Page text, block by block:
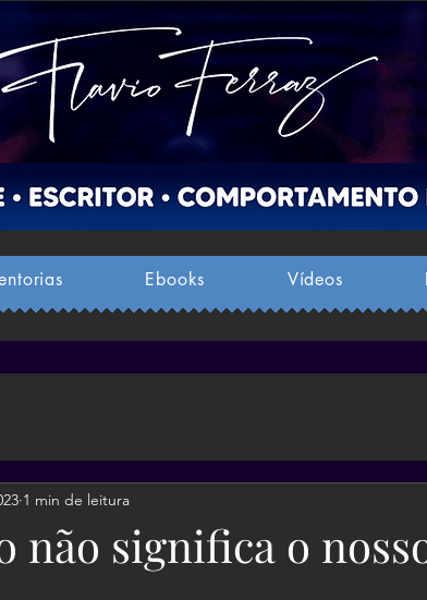
Ebooks Vídeos
não significa o
1 min de leitura